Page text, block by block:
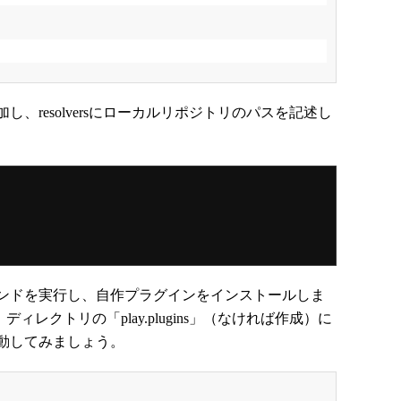
、resolversにローカルリポジトリのパスを記述し
ドを実行し、自作プラグインをインストールしま
ィレクトリの「play.plugins」（なければ作成）に
てみましょう。